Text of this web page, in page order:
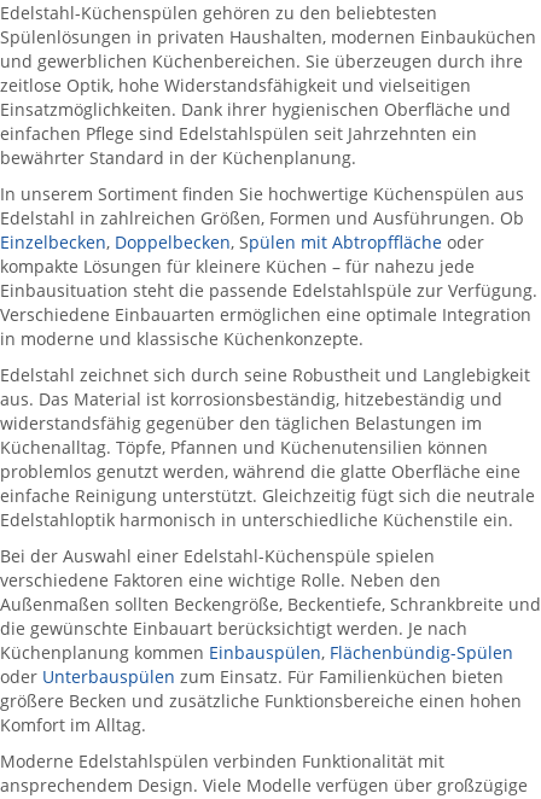
Edelstahl-Küchenspülen gehören zu den beliebtesten
Spülenlösungen in privaten Haushalten, modernen Einbauküchen
und gewerblichen Küchenbereichen. Sie überzeugen durch ihre
zeitlose Optik, hohe Widerstandsfähigkeit und vielseitigen
Einsatzmöglichkeiten. Dank ihrer hygienischen Oberfläche und
einfachen Pflege sind Edelstahlspülen seit Jahrzehnten ein
bewährter Standard in der Küchenplanung.
In unserem Sortiment finden Sie hochwertige Küchenspülen aus
Edelstahl in zahlreichen Größen, Formen und Ausführungen. Ob
Einzelbecken, Doppelbecken, Spülen mit Abtropffläche oder
kompakte Lösungen für kleinere Küchen – für nahezu jede
Einbausituation steht die passende Edelstahlspüle zur Verfügung.
Verschiedene Einbauarten ermöglichen eine optimale Integration
in moderne und klassische Küchenkonzepte.
Edelstahl zeichnet sich durch seine Robustheit und Langlebigkeit
aus. Das Material ist korrosionsbeständig, hitzebeständig und
widerstandsfähig gegenüber den täglichen Belastungen im
Küchenalltag. Töpfe, Pfannen und Küchenutensilien können
problemlos genutzt werden, während die glatte Oberfläche eine
einfache Reinigung unterstützt. Gleichzeitig fügt sich die neutrale
Edelstahloptik harmonisch in unterschiedliche Küchenstile ein.
Bei der Auswahl einer Edelstahl-Küchenspüle spielen
verschiedene Faktoren eine wichtige Rolle. Neben den
Außenmaßen sollten Beckengröße, Beckentiefe, Schrankbreite und
die gewünschte Einbauart berücksichtigt werden. Je nach
Küchenplanung kommen Einbauspülen, Flächenbündig-Spülen
oder Unterbauspülen zum Einsatz. Für Familienküchen bieten
größere Becken und zusätzliche Funktionsbereiche einen hohen
Komfort im Alltag.
Moderne Edelstahlspülen verbinden Funktionalität mit
ansprechendem Design. Viele Modelle verfügen über großzügige